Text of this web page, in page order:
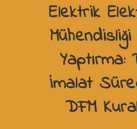
Elektrik
Yaptırma:
İmalat
DFM